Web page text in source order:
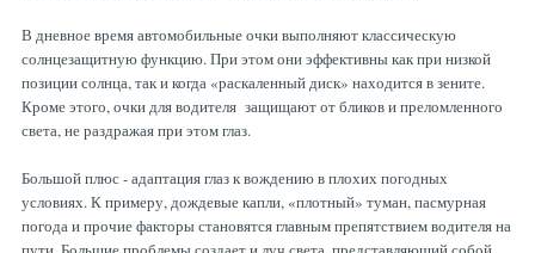
В дневное время автомобильные очки выполняют классическую
солнцезащитную функцию. При этом они эффективны как при низкой
позиции солнца, так и когда «раскаленный диск» находится в зените.
Кроме этого, очки для водителя защищают от бликов и преломленного
света, не раздражая при этом глаз.
Большой плюс - адаптация глаз к вождению в плохих погодных
условиях. К примеру, дождевые капли, «плотный» туман, пасмурная
погода и прочие факторы становятся главным препятствием водителя на